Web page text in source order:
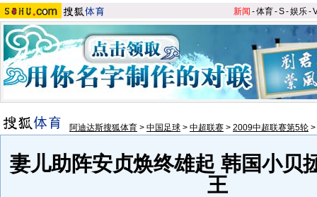
新闻 -体育-S-娱乐-
阿迪达斯搜狐体育 > 中国足球 > 中超联赛 > 2009中超联赛第5轮 >
妻儿助阵安贞焕终雄起 韩国小贝
王